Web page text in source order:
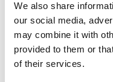
We also share
our social media,
may combine it with
provided to them or
of their services.
Andere